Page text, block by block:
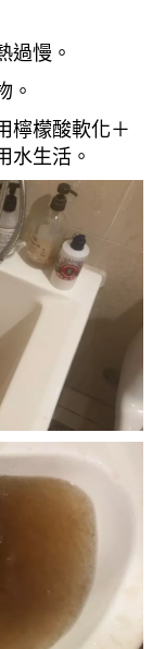
過慢。
。
檸檬酸軟化＋
水生活。